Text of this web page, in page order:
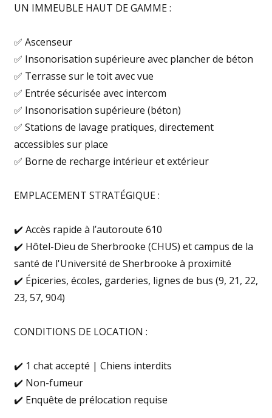
UN IMMEUBLE HAUT DE GAMME :
✅ Ascenseur
✅ Insonorisation supérieure avec plancher de béton
✅ Terrasse sur le toit avec vue
✅ Entrée sécurisée avec intercom
✅ Insonorisation supérieure (béton)
✅ Stations de lavage pratiques, directement
accessibles sur place
✅ Borne de recharge intérieur et extérieur
EMPLACEMENT STRATÉGIQUE :
✔️ Accès rapide à l’autoroute 610
✔️ Hôtel-Dieu de Sherbrooke (CHUS) et campus de la
santé de l'Université de Sherbrooke à proximité
✔️ Épiceries, écoles, garderies, lignes de bus (9, 21, 22,
23, 57, 904)
CONDITIONS DE LOCATION :
✔️ 1 chat accepté | Chiens interdits
✔️ Non-fumeur
✔️ Enquête de prélocation requise